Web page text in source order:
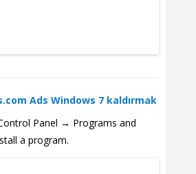
Ads Windows 7 kaldırmak
Panel → Programs and
a program.